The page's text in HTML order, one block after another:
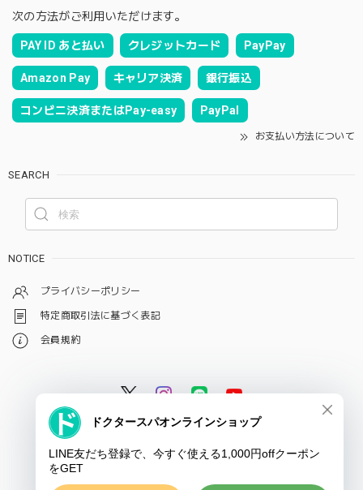
次の方法がご利用いただけます。
PAY ID あと払い クレジットカード PayPay
Amazon Pay キャリア決済 銀行振込
コンビニ決済またはPay-easy PayPal
お支払い方法について
SEARCH
NOTICE
プライバシーポリシー
特定商取引法に基づく表記
会員規約